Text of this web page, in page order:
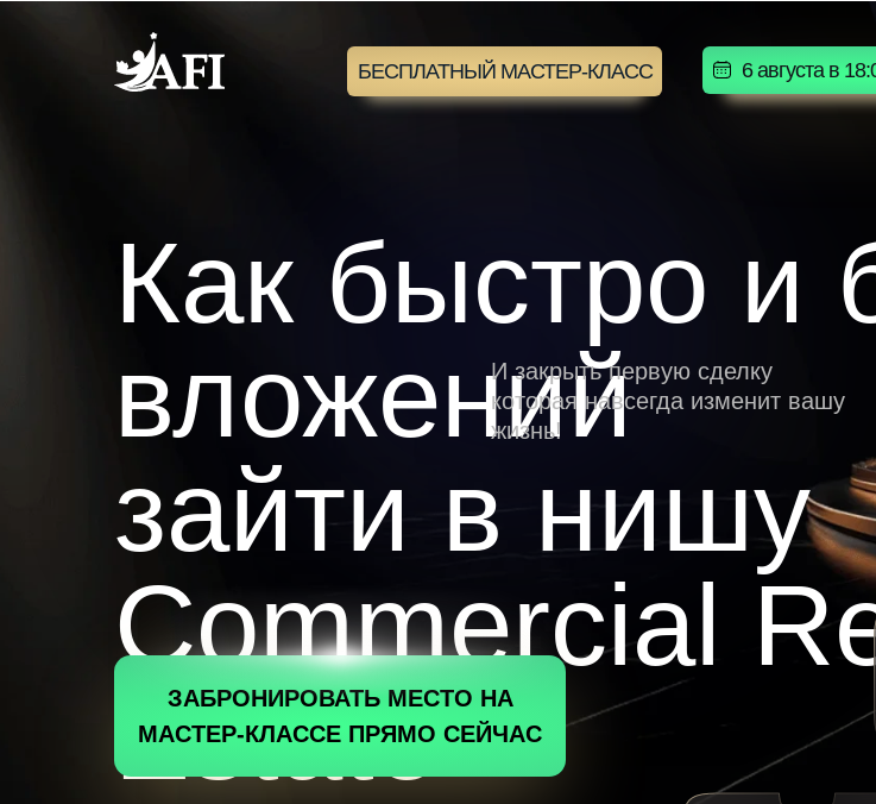
Как быстро и
вложений
зайти в нишу
Commercial
Estate
И закрыть первую сделку
которая навсегда изменит вашу
жизнь!
ЗАБРОНИРОВАТЬ МЕСТО НА
МАСТЕР-КЛАССЕ ПРЯМО СЕЙЧАС
БЕСПЛАТНЫЙ МАСТЕР-КЛАСС 6 августа в